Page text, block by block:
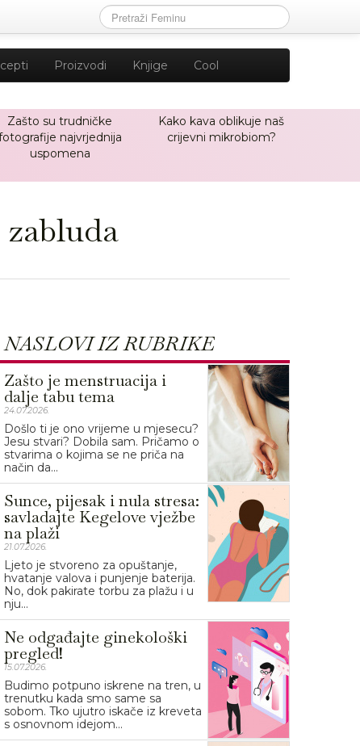
Proizvodi Knjige Cool
Zašto su trudničke
najvrjednija
uspomena
Kako kava oblikuje naš
crijevni mikrobiom?
NASLOVI IZ RUBRIKE
Zašto je menstruacija i
dalje tabu tema
24.07.2026.
Došlo ti je ono vrijeme u mjesecu?
Jesu stvari? Dobila sam. Pričamo o
stvarima o kojima se ne priča na
način da...
Sunce, pijesak i nula stresa:
savladajte Kegelove vježbe
na plaži
21.07.2026.
Ljeto je stvoreno za opuštanje,
hvatanje valova i punjenje baterija.
No, dok pakirate torbu za plažu i u
nju...
Ne odgađajte ginekološki
pregled!
15.07.2026.
Budimo potpuno iskrene na tren, u
trenutku kada smo same sa
sobom. Tko ujutro iskače iz kreveta
s osnovnom idejom...